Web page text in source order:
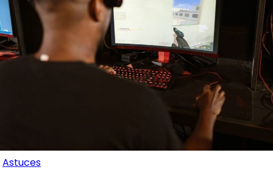
Astuces